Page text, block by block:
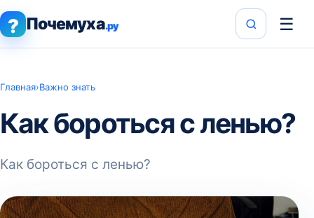
? Почемуха.ру ☰
Главная›Важно знать
Как бороться с ленью?
Как бороться с ленью?